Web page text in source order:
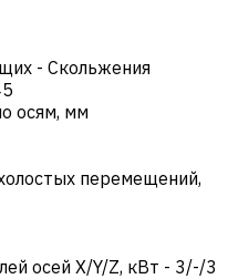
- Скольжения
осям, мм
перемещений,
осей X/Y/Z, кВт - 3/-/3